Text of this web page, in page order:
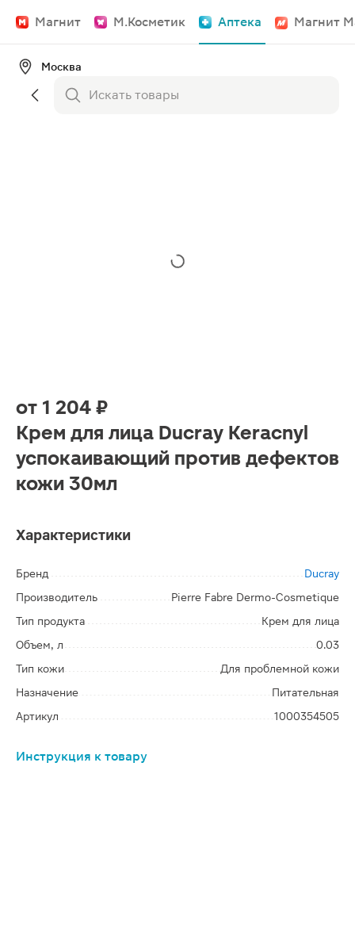
Магнит М.Косметик Аптека Магнит
Москва
от 1 204 ₽
Крем для лица Ducray Keracnyl
успокаивающий против дефектов
кожи 30мл
Характеристики
Бренд
Ducray
Производитель
Pierre Fabre Dermo-Cosmetique
Тип продукта
Крем для лица
Объем, л
0.03
Тип кожи
Для проблемной кожи
Назначение
Питательная
Артикул
1000354505
Инструкция к товару